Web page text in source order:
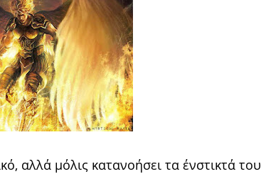
αλλά μόλις κατανοήσει τα ένστικτά του